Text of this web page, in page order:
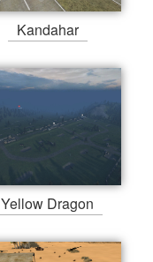
Kandahar
Yellow Dragon